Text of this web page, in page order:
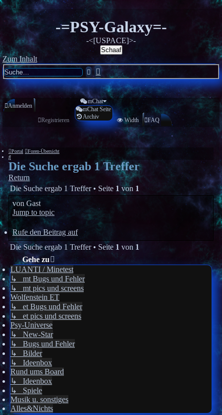
-=PSY-Galaxy=-
-<[USPACE]>-
Schaaf
Zum Inhalt
SucheErweiterte
Suche
Anmelden
Registrieren
mChat
mChat Seite
Archiv
Width FAQ
Portal
Foren-Übersicht
Suche
Die Suche ergab 1 Treffer
Return
Die Suche ergab 1 Treffer • Seite 1 von 1
von Gast
Jump to topic
Rufe den Beitrag auf
Die Suche ergab 1 Treffer • Seite 1 von 1
Gehe zu
LUANTI / Minetest
↳ mt Bugs und Fehler
↳ mt pics und screens
Wolfenstein ET
↳ et Bugs und Fehler
↳ et pics und screens
Psy-Universe
↳ New-Star
↳ Bugs und Fehler
↳ Bilder
↳ Ideenbox
Rund ums Board
↳ Ideenbox
↳ Spiele
Musik u. sonstiges
Alles&Nichts